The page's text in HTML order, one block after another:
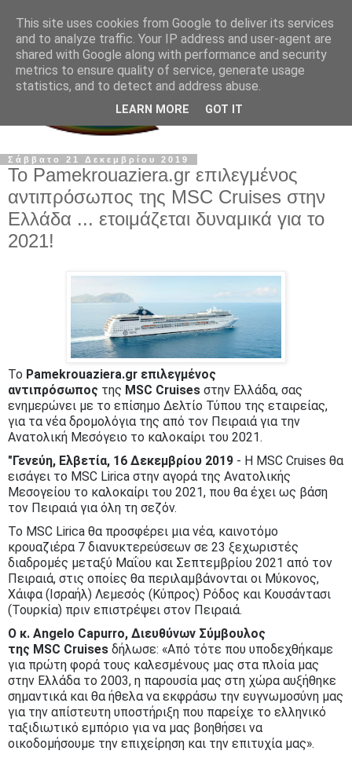
Σάββατο 21 Δεκεμβρίου 2019
Το Pamekrouaziera.gr επιλεγμένος
αντιπρόσωπος της MSC Cruises στην
Ελλάδα ... ετοιμάζεται δυναμικά για το
2021!
Το Pamekrouaziera.gr επιλεγμένος
αντιπρόσωπος της MSC Cruises στην Ελλάδα, σας
ενημερώνει με το επίσημο Δελτίο Τύπου της εταιρείας,
για τα νέα δρομολόγια της από τον Πειραιά για την
Ανατολική Μεσόγειο το καλοκαίρι του 2021.
"Γενεύη, Ελβετία, 16 Δεκεμβρίου 2019 - Η MSC Cruises θα
εισάγει το MSC Lirica στην αγορά της Ανατολικής
Μεσογείου το καλοκαίρι του 2021, που θα έχει ως βάση
τον Πειραιά για όλη τη σεζόν.
Το MSC Lirica θα προσφέρει μια νέα, καινοτόμο
κρουαζιέρα 7 διανυκτερεύσεων σε 23 ξεχωριστές
διαδρομές μεταξύ Μαΐου και Σεπτεμβρίου 2021 από τον
Πειραιά, στις οποίες θα περιλαμβάνονται οι Μύκονος,
Χάιφα (Ισραήλ) Λεμεσός (Κύπρος) Ρόδος και Κουσάντασι
(Τουρκία) πριν επιστρέψει στον Πειραιά.
Ο κ. Angelo Capurro, Διευθύνων Σύμβουλος
της MSC Cruises δήλωσε: «Από τότε που υποδεχθήκαμε
για πρώτη φορά τους καλεσμένους μας στα πλοία μας
στην Ελλάδα το 2003, η παρουσία μας στη χώρα αυξήθηκε
σημαντικά και θα ήθελα να εκφράσω την ευγνωμοσύνη μας
για την απίστευτη υποστήριξη που παρείχε το ελληνικό
ταξιδιωτικό εμπόριο για να μας βοηθήσει να
οικοδομήσουμε την επιχείρηση και την επιτυχία μας».
This site uses cookies from Google to deliver its services
and to analyze traffic. Your IP address and user-agent are
shared with Google along with performance and security
metrics to ensure quality of service, generate usage
statistics, and to detect and address abuse.
LEARN MORE GOT IT